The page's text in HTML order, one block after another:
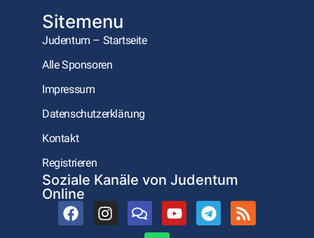
Sitemenu
Judentum – Startseite
Alle Sponsoren
Impressum
Datenschutzerklärung
Kontakt
Registrieren
Soziale Kanäle von Judentum
Online